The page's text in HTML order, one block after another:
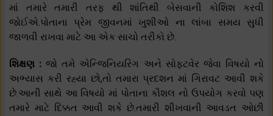
માં તમારે તમારી તરફ થી શાંતિથી બેસવાની કોશિશ કરવી
જોઈએ.પોતાના પ્રેમ જીવનમાં ખુશીઓ ના લાંબા સમય સુધી
જાળવી રાખવા માટે આ એક સાચો તરીકો છે.
શિક્ષણ :જો તમે એન્જિનિયરિંગ અને સોફ્ટવેર જેવા વિષયો નો
અભ્યાસ કરી રહ્યા છો,તો તમારા પ્રદશન માં ગિરાવટ આવી શકે
છે.આની સાથે આ વિષયો માં પોતાના કૌશલ નો ઉપયોગ કરવો પણ
તમારે માટે દિક્કત આવી શકે છે.તમારી શીખવાની આવડત ઓછી